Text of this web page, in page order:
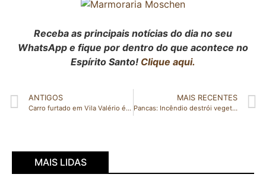
Receba as principais notícias do dia no seu
WhatsApp e fique por dentro do que acontece no
Espírito Santo! Clique aqui.
ANTIGOS
Carro furtado em Vila Valério é recuperado pela PM em São Gabriel da Palha
MAIS RECENTES
Pancas: Incêndio destrói vegetação e coloca estrutura de concreto que sustenta paredão rochoso em risco
MAIS LIDAS